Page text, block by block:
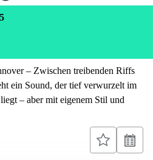
– Zwischen treibenden Riffs
ein Sound, der tief verwurzelt im
– aber mit eigenem Stil und